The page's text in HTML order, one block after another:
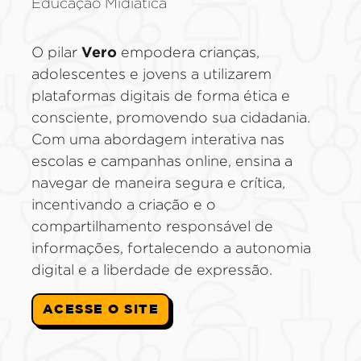
Educação Midiática
O pilar Veroempodera crianças,
adolescentes e jovens a utilizarem
plataformas digitais de forma ética e
consciente, promovendo sua cidadania.
Com uma abordagem interativa nas
escolas e campanhas online, ensina a
navegar de maneira segura e crítica,
incentivando a criação e o
compartilhamento responsável de
informações, fortalecendo a autonomia
digital e a liberdade de expressão.
ACESSE O SITE